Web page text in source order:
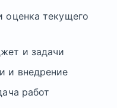
оценка текущего
и задачи
и внедрение
работ